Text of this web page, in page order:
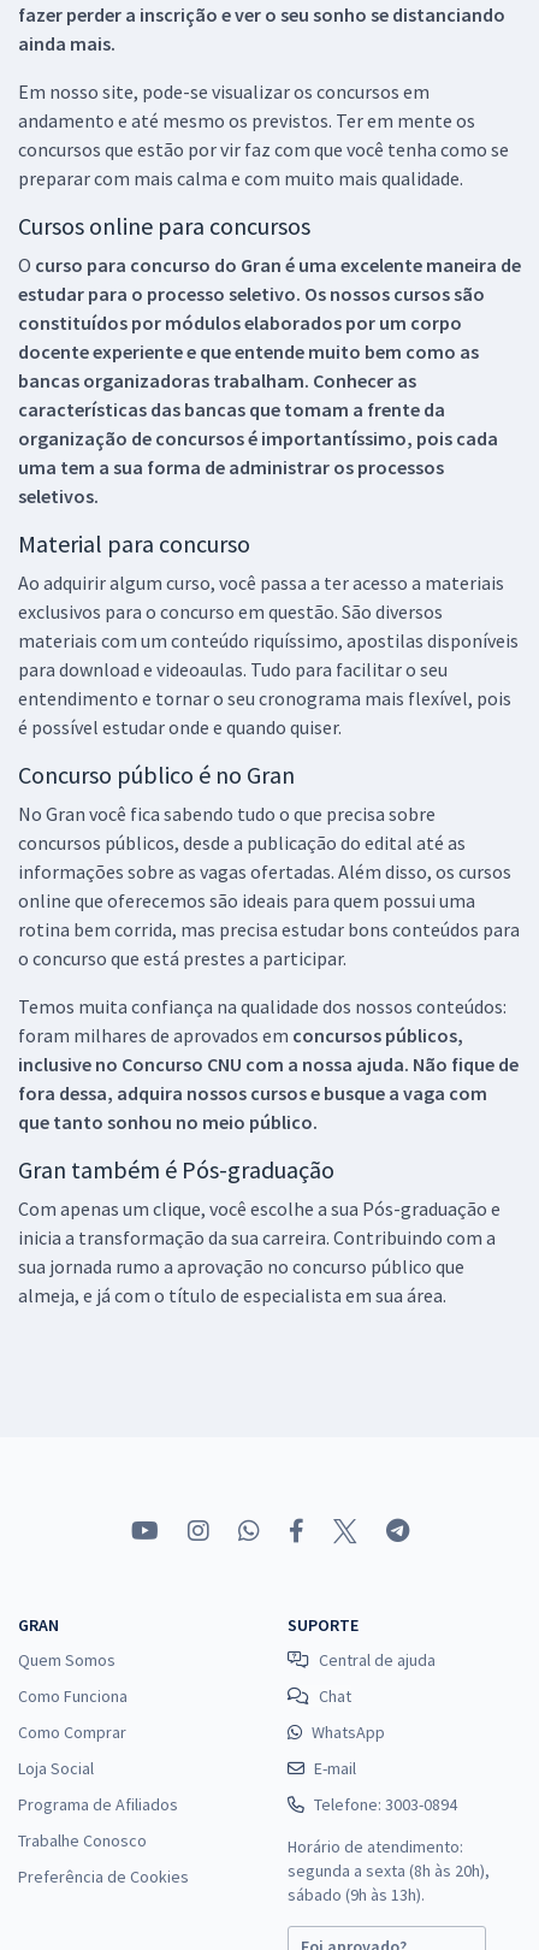
fazer perder a inscrição e ver o seu sonho se distanciando
ainda mais.
Em nosso site, pode-se visualizar os concursos em
andamento e até mesmo os previstos. Ter em mente os
concursos que estão por vir faz com que você tenha como se
preparar com mais calma e com muito mais qualidade.
Cursos online para concursos
O curso para concurso do Gran é uma excelente maneira de
estudar para o processo seletivo. Os nossos cursos são
constituídos por módulos elaborados por um corpo
docente experiente e que entende muito bem como as
bancas organizadoras trabalham. Conhecer as
características das bancas que tomam a frente da
organização de concursos é importantíssimo, pois cada
uma tem a sua forma de administrar os processos
seletivos.
Material para concurso
Ao adquirir algum curso, você passa a ter acesso a materiais
exclusivos para o concurso em questão. São diversos
materiais com um conteúdo riquíssimo, apostilas disponíveis
para download e videoaulas. Tudo para facilitar o seu
entendimento e tornar o seu cronograma mais flexível, pois
é possível estudar onde e quando quiser.
Concurso público é no Gran
No Gran você fica sabendo tudo o que precisa sobre
concursos públicos, desde a publicação do edital até as
informações sobre as vagas ofertadas. Além disso, os cursos
online que oferecemos são ideais para quem possui uma
rotina bem corrida, mas precisa estudar bons conteúdos para
o concurso que está prestes a participar.
Temos muita confiança na qualidade dos nossos conteúdos:
foram milhares de aprovados em concursos públicos,
inclusive no Concurso CNU com a nossa ajuda. Não fique de
fora dessa, adquira nossos cursos e busque a vaga com
que tanto sonhou no meio público.
Gran também é Pós-graduação
Com apenas um clique, você escolhe a sua Pós-graduação e
inicia a transformação da sua carreira. Contribuindo com a
sua jornada rumo a aprovação no concurso público que
almeja, e já com o título de especialista em sua área.
GRAN
Quem Somos
Como Funciona
Como Comprar
Loja Social
Programa de Afiliados
Trabalhe Conosco
Preferência de Cookies
SUPORTE
Central de ajuda
Chat
WhatsApp
E-mail
Telefone: 3003-0894
Horário de atendimento:
segunda a sexta (8h às 20h),
sábado (9h às 13h).